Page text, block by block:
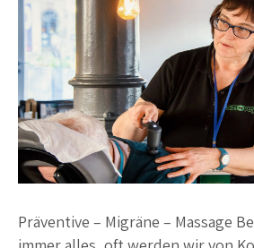
Präventive – Migräne – Massage